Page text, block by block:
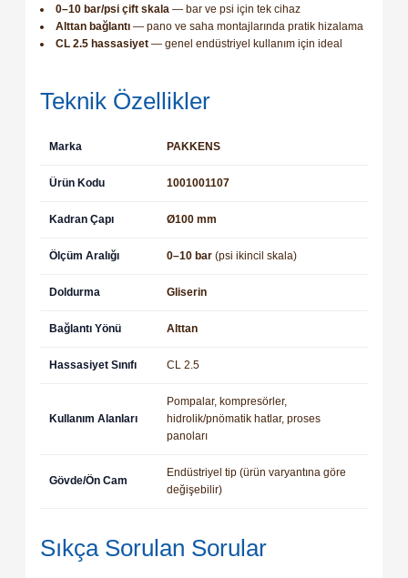
0–10 bar/psi çift skala— bar ve psi için tek cihaz
Alttan bağlantı— pano ve saha montajlarında pratik hizalama
CL 2.5 hassasiyet— genel endüstriyel kullanım için ideal
Teknik Özellikler
Marka PAKKENS
Ürün Kodu 1001001107
Kadran Çapı Ø100 mm
Ölçüm Aralığı 0–10 bar (psi ikincil skala)
Doldurma Gliserin
Bağlantı Yönü Alttan
Hassasiyet Sınıfı CL 2.5
Kullanım Alanları
Pompalar, kompresörler,
hidrolik/pnömatik hatlar, proses
panoları
Gövde/Ön Cam
Endüstriyel tip (ürün varyantına göre
değişebilir)
Sıkça Sorulan Sorular